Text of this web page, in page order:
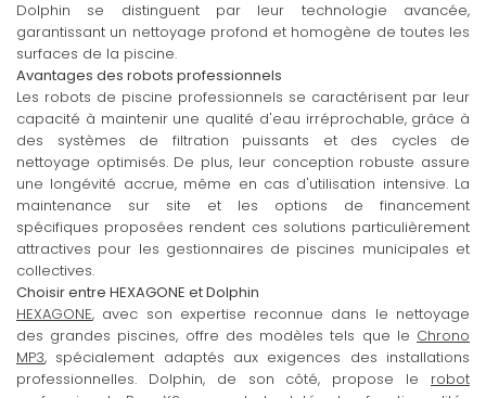
Dolphin se distinguent par leur technologie avancée,
garantissant un nettoyage profond et homogène de toutes les
surfaces de la piscine.
Avantages des robots professionnels
Les robots de piscine professionnels se caractérisent par leur
capacité à maintenir une qualité d'eau irréprochable, grâce à
des systèmes de filtration puissants et des cycles de
nettoyage optimisés. De plus, leur conception robuste assure
une longévité accrue, même en cas d'utilisation intensive. La
maintenance sur site et les options de financement
spécifiques proposées rendent ces solutions particulièrement
attractives pour les gestionnaires de piscines municipales et
collectives.
Choisir entre HEXAGONE et Dolphin
HEXAGONE, avec son expertise reconnue dans le nettoyage
des grandes piscines, offre des modèles tels que le Chrono
MP3, spécialement adaptés aux exigences des installations
professionnelles. Dolphin, de son côté, propose le robot